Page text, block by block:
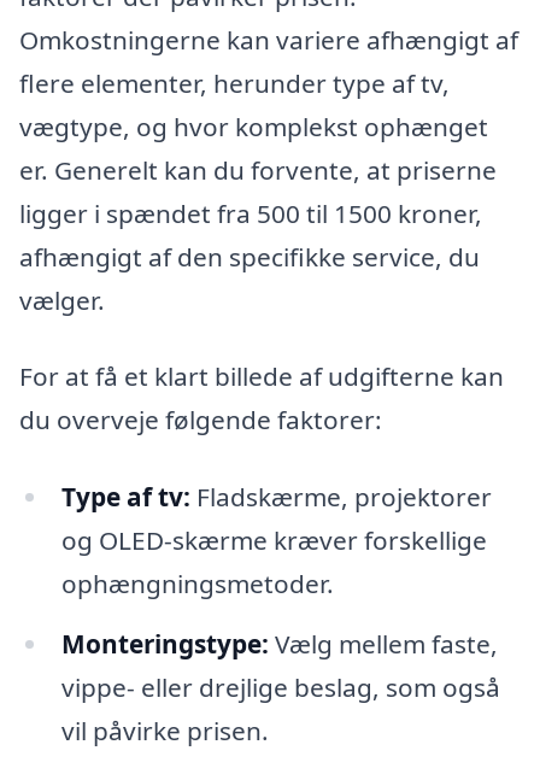
Omkostningerne kan variere afhængigt af
flere elementer, herunder type af tv,
vægtype, og hvor komplekst ophænget
er. Generelt kan du forvente, at priserne
ligger i spændet fra 500 til 1500 kroner,
afhængigt af den specifikke service, du
vælger.
For at få et klart billede af udgifterne kan
du overveje følgende faktorer:
Type af tv: Fladskærme, projektorer
og OLED-skærme kræver forskellige
ophængningsmetoder.
Monteringstype: Vælg mellem faste,
vippe- eller drejlige beslag, som også
vil påvirke prisen.